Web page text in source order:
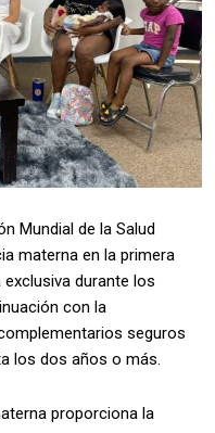
Mundial de la Salud
materna en la primera
exclusiva durante los
con la
seguros
los dos años o más.
proporciona la